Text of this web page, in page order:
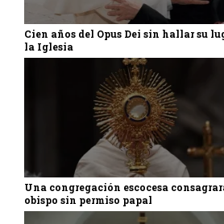
Cien años del Opus Dei sin hallar su
la Iglesia
Una congregación escocesa
obispo sin permiso papal